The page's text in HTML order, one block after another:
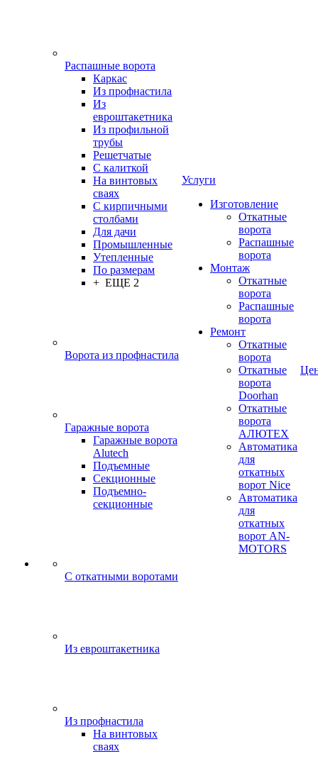
Распашные ворота
Каркас
Из профнастила
Из
евроштакетника
Из профильной
трубы
Решетчатые
С калиткой
На винтовых
сваях
С кирпичными
столбами
Для дачи
Промышленные
Утепленные
По размерам
+ ЕЩЕ 2
Ворота из профнастила
Гаражные ворота
Гаражные ворота
Alutech
Подъемные
Секционные
Подъемно-
секционные
C откатными воротами
Из евроштакетника
Из профнастила
На винтовых
сваях
Услуги
Изготовление
Откатные
ворота
Распашные
ворота
Монтаж
Откатные
ворота
Распашные
ворота
Ремонт
Откатные
ворота
Откатные
ворота
Doorhan
Откатные
ворота
АЛЮТЕХ
Автоматика
для
откатных
ворот Nice
Автоматика
для
откатных
ворот AN-
MOTORS